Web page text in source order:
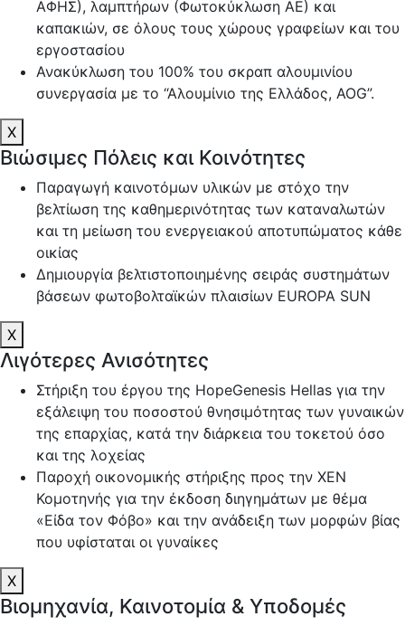
ΑΦΗΣ), λαμπτήρων (Φωτοκύκλωση ΑΕ) και
καπακιών, σε όλους τους χώρους γραφείων και του
εργοστασίου
Ανακύκλωση του 100% του σκραπ αλουμινίου
συνεργασία με το “Αλουμίνιο της Ελλάδος, AOG”.
X
Βιώσιμες Πόλεις και Κοινότητες
Παραγωγή καινοτόμων υλικών με στόχο την
βελτίωση της καθημερινότητας των καταναλωτών
και τη μείωση του ενεργειακού αποτυπώματος κάθε
οικίας
Δημιουργία βελτιστοποιημένης σειράς συστημάτων
βάσεων φωτοβολταϊκών πλαισίων EUROPA SUN
X
Λιγότερες Ανισότητες
Στήριξη του έργου της HopeGenesis Hellas για την
εξάλειψη του ποσοστού θνησιμότητας των γυναικών
της επαρχίας, κατά την διάρκεια του τοκετού όσο
και της λοχείας
Παροχή οικονομικής στήριξης προς την ΧΕΝ
Κομοτηνής για την έκδοση διηγημάτων με θέμα
«Είδα τον Φόβο» και την ανάδειξη των μορφών βίας
που υφίσταται οι γυναίκες
X
Βιομηχανία, Καινοτομία & Υποδομές